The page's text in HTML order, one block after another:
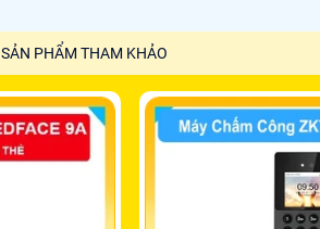
SẢN PHẨM THAM KHẢO